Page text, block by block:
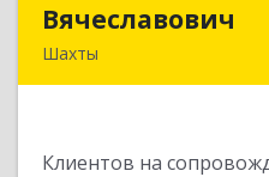
Вячеславович
Шахты
Клиентов на